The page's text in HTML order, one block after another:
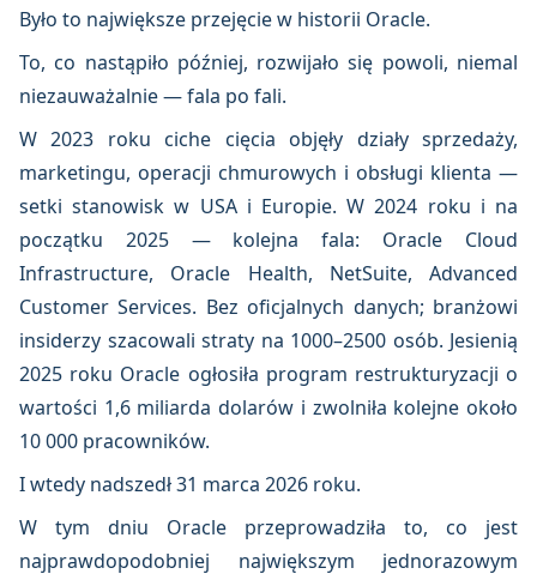
Było to największe przejęcie w historii Oracle.
To, co nastąpiło później, rozwijało się powoli, niemal
niezauważalnie — fala po fali.
W 2023 roku ciche cięcia objęły działy sprzedaży,
marketingu, operacji chmurowych i obsługi klienta —
setki stanowisk w USA i Europie. W 2024 roku i na
początku 2025 — kolejna fala: Oracle Cloud
Infrastructure, Oracle Health, NetSuite, Advanced
Customer Services. Bez oficjalnych danych; branżowi
insiderzy szacowali straty na 1000–2500 osób. Jesienią
2025 roku Oracle ogłosiła program restrukturyzacji o
wartości 1,6 miliarda dolarów i zwolniła kolejne około
10 000 pracowników.
I wtedy nadszedł 31 marca 2026 roku.
W tym dniu Oracle przeprowadziła to, co jest
najprawdopodobniej największym jednorazowym